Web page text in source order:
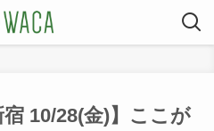
宿 10/28(金)】ここが